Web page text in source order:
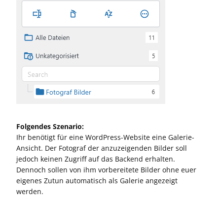
Folgendes Szenario:
Ihr benötigt für eine WordPress-Website eine Galerie-
Ansicht. Der Fotograf der anzuzeigenden Bilder soll
jedoch keinen Zugriff auf das Backend erhalten.
Dennoch sollen von ihm vorbereitete Bilder ohne euer
eigenes Zutun automatisch als Galerie angezeigt
werden.